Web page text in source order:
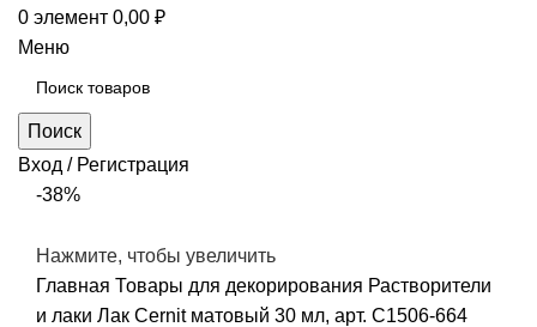
0 элемент 0,00 ₽
Меню
Поиск
Вход / Регистрация
-38%
Нажмите, чтобы увеличить
Главная Товары для декорирования Растворители
и лаки Лак Cernit матовый 30 мл, арт. С1506-664